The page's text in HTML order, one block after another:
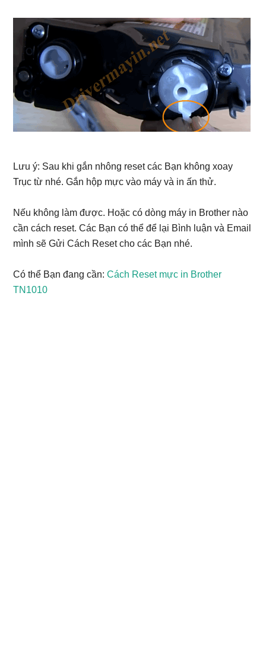
Lưu ý: Sau khi gắn nhông reset các Bạn không xoay
Trục từ nhé. Gắn hộp mực vào máy và in ấn thử.
Nếu không làm được. Hoặc có dòng máy in Brother nào
cần cách reset. Các Bạn có thể để lại Bình luận và Email
mình sẽ Gửi Cách Reset cho các Bạn nhé.
Có thể Bạn đang cần:Cách Reset mực in Brother
TN1010